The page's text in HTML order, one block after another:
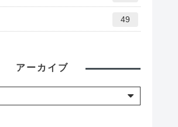
49
アーカイブ